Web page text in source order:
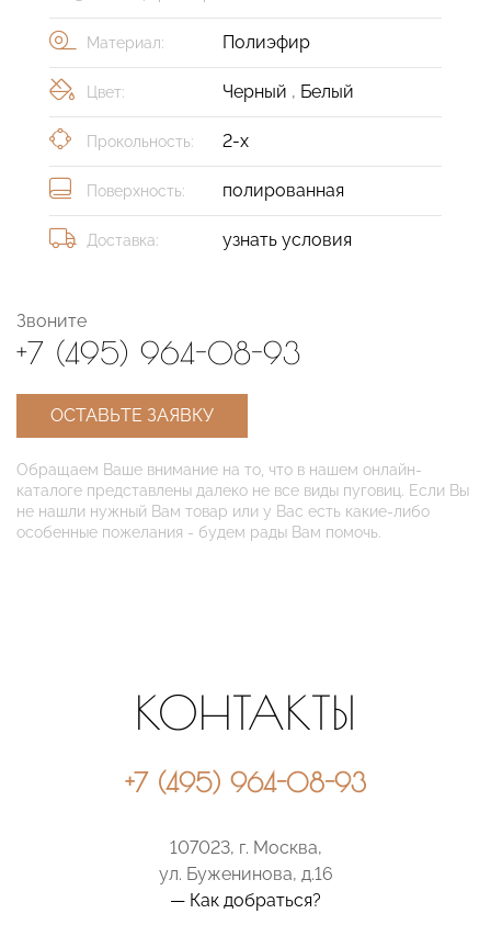
Материал: Полиэфир
Цвет: Черный , Белый
Прокольность: 2-х
Поверхность: полированная
Доставка: узнать условия
Звоните
+7 (495) 964-08-93
ОСТАВЬТЕ ЗАЯВКУ
Обращаем Ваше внимание на то, что в нашем онлайн-
каталоге представлены далеко не все виды пуговиц. Если Вы
не нашли нужный Вам товар или у Вас есть какие-либо
особенные пожелания - будем рады Вам помочь.
КОНТАКТЫ
+7 (495) 964-08-93
107023, г. Москва,
ул. Буженинова, д.16
— Как добраться?